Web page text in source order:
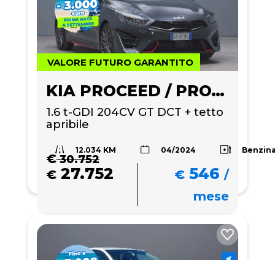
VALORE FUTURO GARANTITO
KIA PROCEED / PRO_CEE'D
1.6 t-GDI 204CV GT DCT + tetto
apribile
12.034 KM 04/2024
€30.752
€ 27.752 € 546 /
mese